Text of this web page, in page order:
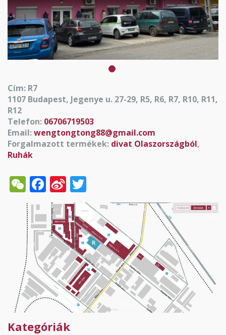
Cím: R7
1107 Budapest, Jegenye u. 27-29, R5, R6, R7, R10, R11,
R12
Telefon: 06706719503
Email:wengtongtong88@gmail.com
Forgalmazott termékek: divat Olaszországból,
Ruhák
WeChat
Facebook
Sina
Weibo
Kategóriák